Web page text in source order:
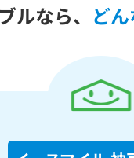
ルなら、 ど